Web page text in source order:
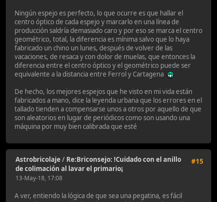
Ningún espejo es perfecto, lo que ocurre es que hallar el
centro óptico de cada espejo y marcarlo en una línea de
producción saldría demasiado caro y por eso se marca el centro
geométrico, total, la diferencia es mínima salvo que lo haya
fabricado un chino un lunes, después de volver de las
vacaciones, de resaca y con dolor de muelas, que entonces la
diferencia entre el centro óptico y el geométrico puede ser
equivalente a la distancia entre Ferrol y Cartagena
De hecho, los mejores espejos que he visto en mi vida están
fabricados a mano, dice la leyenda urbana que los errores en el
tallado tienden a compensarse unos a otros por aquello de que
son aleatorios en lugar de periódicos como son usando una
máquina por muy bien calibrada que esté
#15
Astrobricolaje/ Re:Briconsejo: !Cuidado con el anillo
de colimación al lavar el primario¡
13-May-18, 17:08
A ver, entiendo la lógica de que sea una pegatina, es fácil